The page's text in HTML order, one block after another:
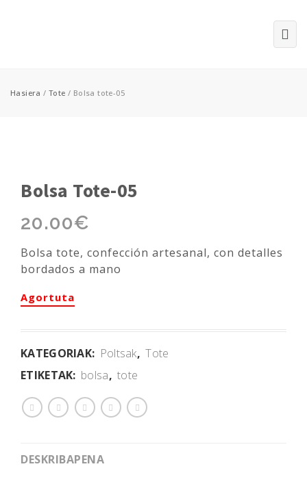
Hasiera /Tote / Bolsa tote-05
Bolsa Tote-05
20.00€
Bolsa tote, confección artesanal, con detalles
bordados a mano
Agortuta
KATEGORIAK: Poltsak, Tote
ETIKETAK: bolsa, tote
DESKRIBAPENA